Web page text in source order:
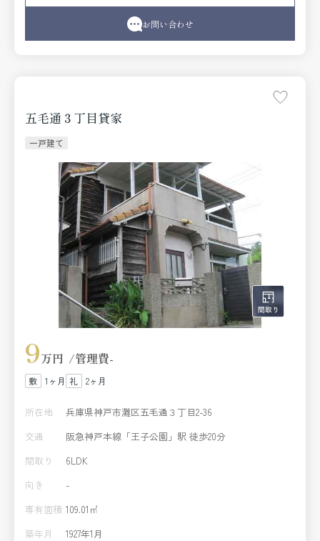
お問い合わせ
五毛通３丁目貸家
一戸建て
9万円 管理費-
1ヶ月 2ヶ月
所在地
兵庫県神戸市灘区五毛通３丁目2-36
交通
阪急神戸本線「王子公園」駅 徒歩20分
間取り
6LDK
向き
-
専有面積 109.01㎡
築年月
1927年1月